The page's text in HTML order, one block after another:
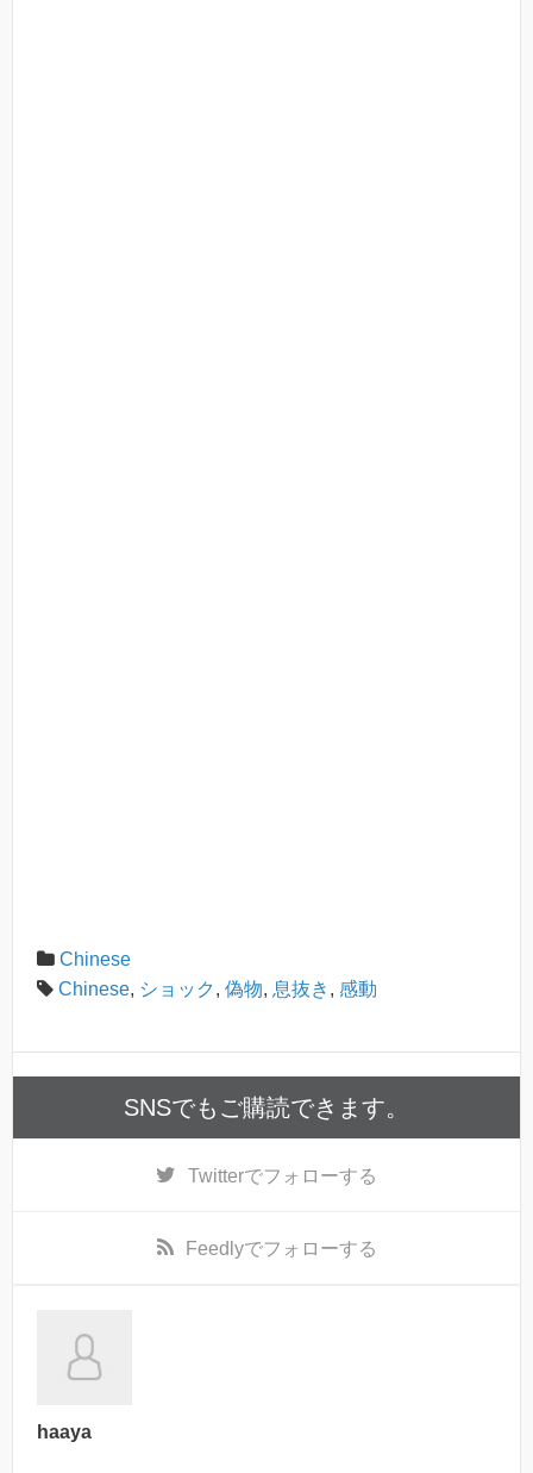
Chinese
Chinese, ショック , 偽物, 息抜き , 感動
SNSでもご購読できます。
Twitterでフォローする
Feedlyでフォローする
haaya